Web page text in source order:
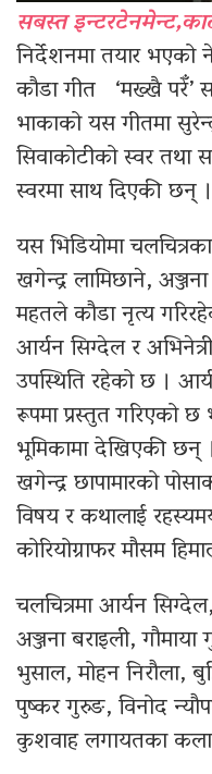
सबस्त
निर्देशनमा तयार भएको
कौडा गीत ‘मख्खै परेँ’
भाकाको यस गीतमा
सिवाकोटीको स्वर तथा
स्वरमा साथ दिएकी छन् ।
यस भिडियोमा
खगेन्द्र लामिछाने,
महतले कौडा नृत्य
आर्यन सिग्देल र
उपस्थिति रहेको छ ।
रूपमा प्रस्तुत गरिएको
भूमिकामा देखिएकी छन्
खगेन्द्र छापामारको
विषय र कथालाई
कोरियोग्राफर मौसम
चलचित्रमा आर्यन
अञ्जना बराइली,
भुसाल, मोहन निरौला,
पुष्कर गुरुङ, विनोद
कुशवाह लगायतका